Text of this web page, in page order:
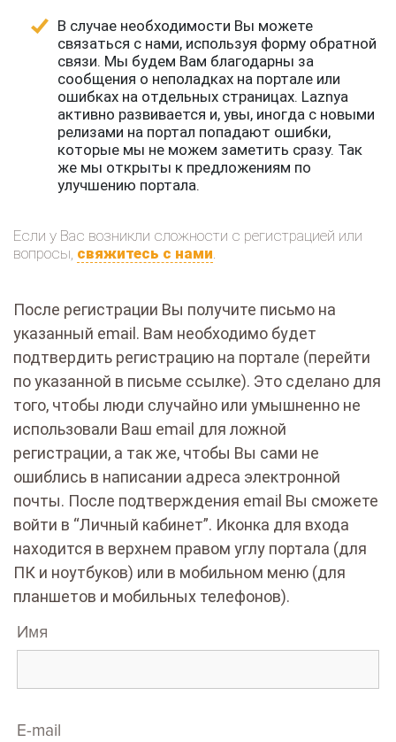
В случае необходимости Вы можете
связаться с нами, используя форму обратной
связи. Мы будем Вам благодарны за
сообщения о неполадках на портале или
ошибках на отдельных страницах. Laznya
активно развивается и, увы, иногда с новыми
релизами на портал попадают ошибки,
которые мы не можем заметить сразу. Так
же мы открыты к предложениям по
улучшению портала.
Если у Вас возникли сложности с регистрацией или
вопросы, свяжитесь с нами.
После регистрации Вы получите письмо на
указанный email. Вам необходимо будет
подтвердить регистрацию на портале (перейти
по указанной в письме ссылке). Это сделано для
того, чтобы люди случайно или умышненно не
использовали Ваш email для ложной
регистрации, а так же, чтобы Вы сами не
ошиблись в написании адреса электронной
почты. После подтверждения email Вы сможете
войти в “Личный кабинет”. Иконка для входа
находится в верхнем правом углу портала (для
ПК и ноутбуков) или в мобильном меню (для
планшетов и мобильных телефонов).
Имя
E-mail